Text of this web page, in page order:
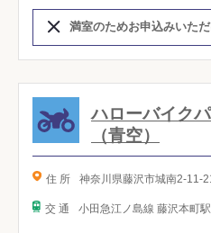
満室のためお申込みいた
ハローバイク
（青空）
住 所 神奈川県藤沢市城南2-11-
交 通 小田急江ノ島線 藤沢本町